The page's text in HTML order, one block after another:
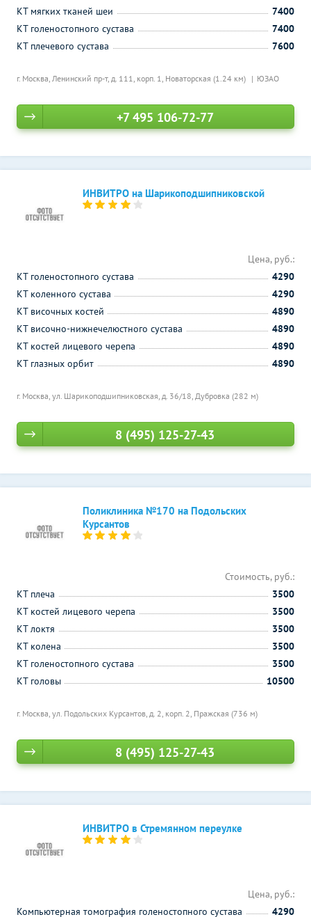
г. Москва, Ленинский пр-т, д. 111, корп. 1, Новаторская (1.24 км) ЮЗАО
КТ мягких тканей шеи
7400
КТ голеностопного сустава
7400
КТ плечевого сустава
7600
+7 495 106-72-77
ИНВИТРО на Шарикоподшипниковской
г. Москва, ул. Шарикоподшипниковская, д. 36/18, Дубровка (282 м)
Цена, руб.:
КТ голеностопного сустава
4290
КТ коленного сустава
4290
КТ височных костей
4890
КТ височно-нижнечелюстного сустава
4890
КТ костей лицевого черепа
4890
КТ глазных орбит
4890
8 (495) 125-27-43
Поликлиника №170 на Подольских
Курсантов
г. Москва, ул. Подольских Курсантов, д. 2, корп. 2, Пражская (736 м)
Стоимость, руб.:
КТ плеча
3500
КТ костей лицевого черепа
3500
КТ локтя
3500
КТ колена
3500
КТ голеностопного сустава
3500
КТ головы
10500
8 (495) 125-27-43
ИНВИТРО в Стремянном переулке
Цена, руб.:
Компьютерная томография голеностопного сустава
4290